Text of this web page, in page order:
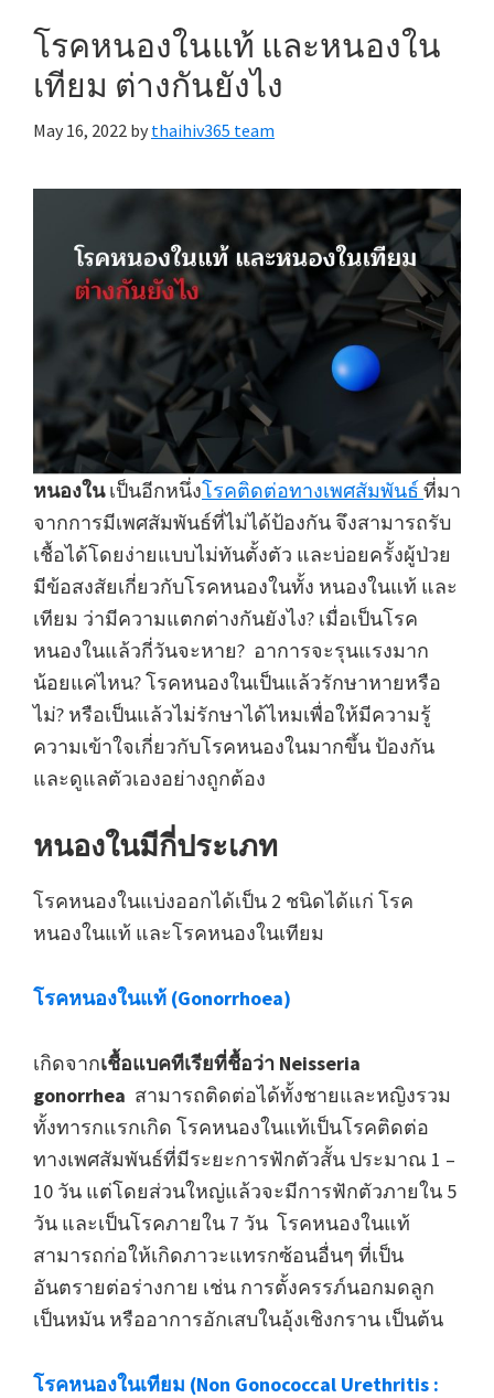
โรคหนองในแท้ และหนองใน
เทียม ต่างกันยังไง
May 16, 2022 by thaihiv365 team
หนองในเป็นอีกหนึ่งโรคติดต่อทางเพศสัมพันธ์ ที่มา
จากการมีเพศสัมพันธ์ที่ไม่ได้ป้องกัน จึงสามารถรับ
เชื้อได้โดยง่ายแบบไม่ทันตั้งตัว และบ่อยครั้งผู้ป่วย
มีข้อสงสัยเกี่ยวกับโรคหนองในทั้ง หนองในแท้ และ
เทียม ว่ามีความแตกต่างกันยังไง? เมื่อเป็นโรค
หนองในแล้วกี่วันจะหาย? อาการจะรุนแรงมาก
น้อยแค่ไหน? โรคหนองในเป็นแล้วรักษาหายหรือ
ไม่? หรือเป็นแล้วไม่รักษาได้ไหมเพื่อให้มีความรู้
ความเข้าใจเกี่ยวกับโรคหนองในมากขึ้น ป้องกัน
และดูแลตัวเองอย่างถูกต้อง
หนองในมีกี่ประเภท
โรคหนองในแบ่งออกได้เป็น 2 ชนิดได้แก่ โรค
หนองในแท้ และโรคหนองในเทียม
โรคหนองในแท้ (Gonorrhoea)
เกิดจากเชื้อแบคทีเรียที่ชื้อว่า Neisseria
gonorrhea สามารถติดต่อได้ทั้งชายและหญิงรวม
ทั้งทารกแรกเกิด โรคหนองในแท้เป็นโรคติดต่อ
ทางเพศสัมพันธ์ที่มีระยะการฟักตัวสั้น ประมาณ 1 –
10 วัน แต่โดยส่วนใหญ่แล้วจะมีการฟักตัวภายใน 5
วัน และเป็นโรคภายใน 7 วัน โรคหนองในแท้
สามารถก่อให้เกิดภาวะแทรกซ้อนอื่นๆ ที่เป็น
อันตรายต่อร่างกาย เช่น การตั้งครรภ์นอกมดลูก
เป็นหมัน หรืออาการอักเสบในอุ้งเชิงกราน เป็นต้น
โรคหนองในเทียม (Non Gonococcal Urethritis :